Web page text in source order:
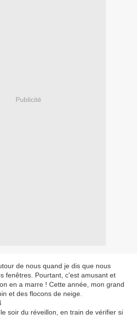
Publicité
de nous quand je dis que nous
fenêtres. Pourtant, c'est amusant et
en a marre ! Cette année, mon grand
et des flocons de neige.
soir du réveillon, en train de vérifier si